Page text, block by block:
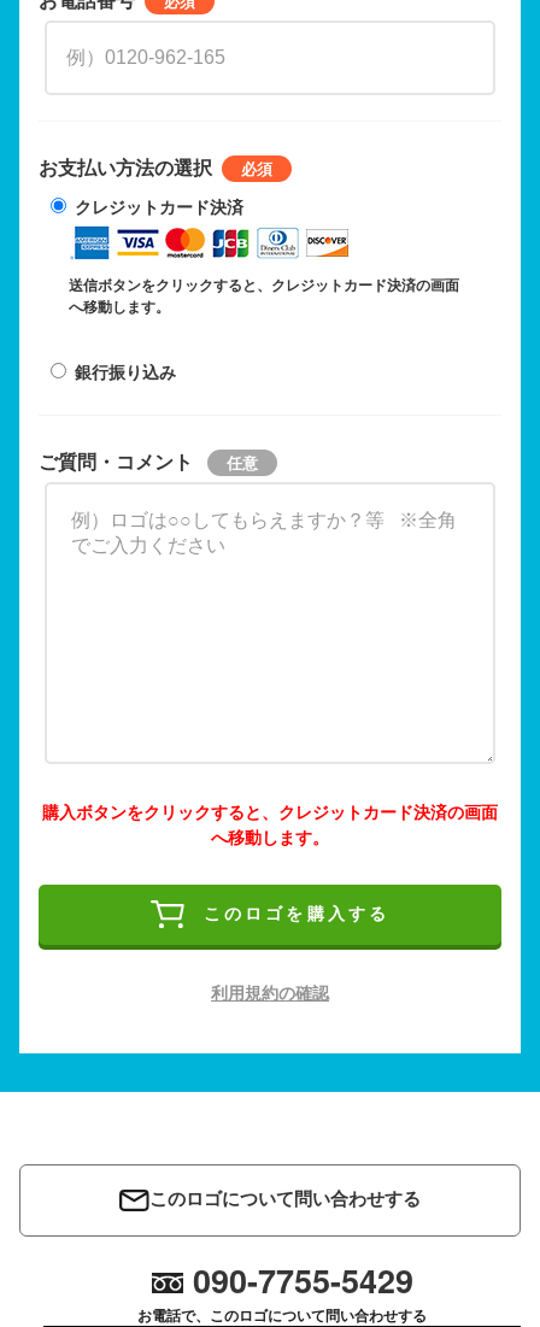
お支払い方法の選択
クレジットカード決済
送信ボタンをクリックすると、クレジットカード決済の画面
へ移動します。
銀行振り込み
ご質問・コメント
購入ボタンをクリックすると、クレジットカード決済の画面
へ移動します。
このロゴを購入する
利用規約の確認
このロゴについて問い合わせする
090-7755-5429
お電話で、このロゴについて問い合わせする